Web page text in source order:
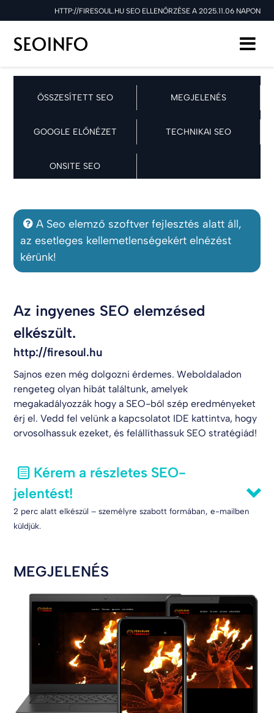
HTTP://FIRESOUL.HU SEO ELLENŐRZÉSE A 2025.11.06 NAPON
ÖSSZESÍTETT SEO MEGJELENÉS
GOOGLE ELŐNÉZET TECHNIKAI SEO
ONSITE SEO
A Seo elemző szoftver fejlesztés alatt áll,
az esetleges kellemetlenségekért elnézést
kérünk!
Az ingyenes SEO elemzésed
elkészült.
http://firesoul.hu
Sajnos ezen még dolgozni érdemes. Weboldaladon
rengeteg olyan hibát találtunk, amelyek
megakadályozzák hogy a SEO-ból szép eredményeket
érj el. Vedd fel velünk a kapcsolatot IDE kattintva, hogy
orvosolhassuk ezeket, és felállíthassuk SEO stratégiád!
Kérem a részletes SEO-
jelentést!
2 perc alatt elkészül – személyre szabott formában, e-mailben
küldjük.
MEGJELENÉS